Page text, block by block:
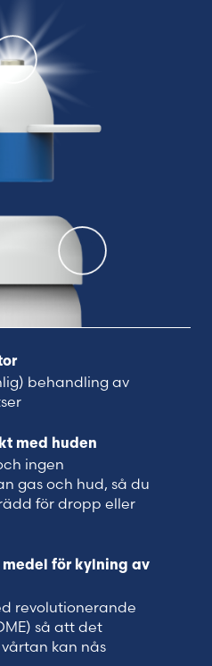
behandling av
med huden
ingen
gas och hud, så du
för dropp eller
för kylning av
revolutionerande
så att det
kan nås